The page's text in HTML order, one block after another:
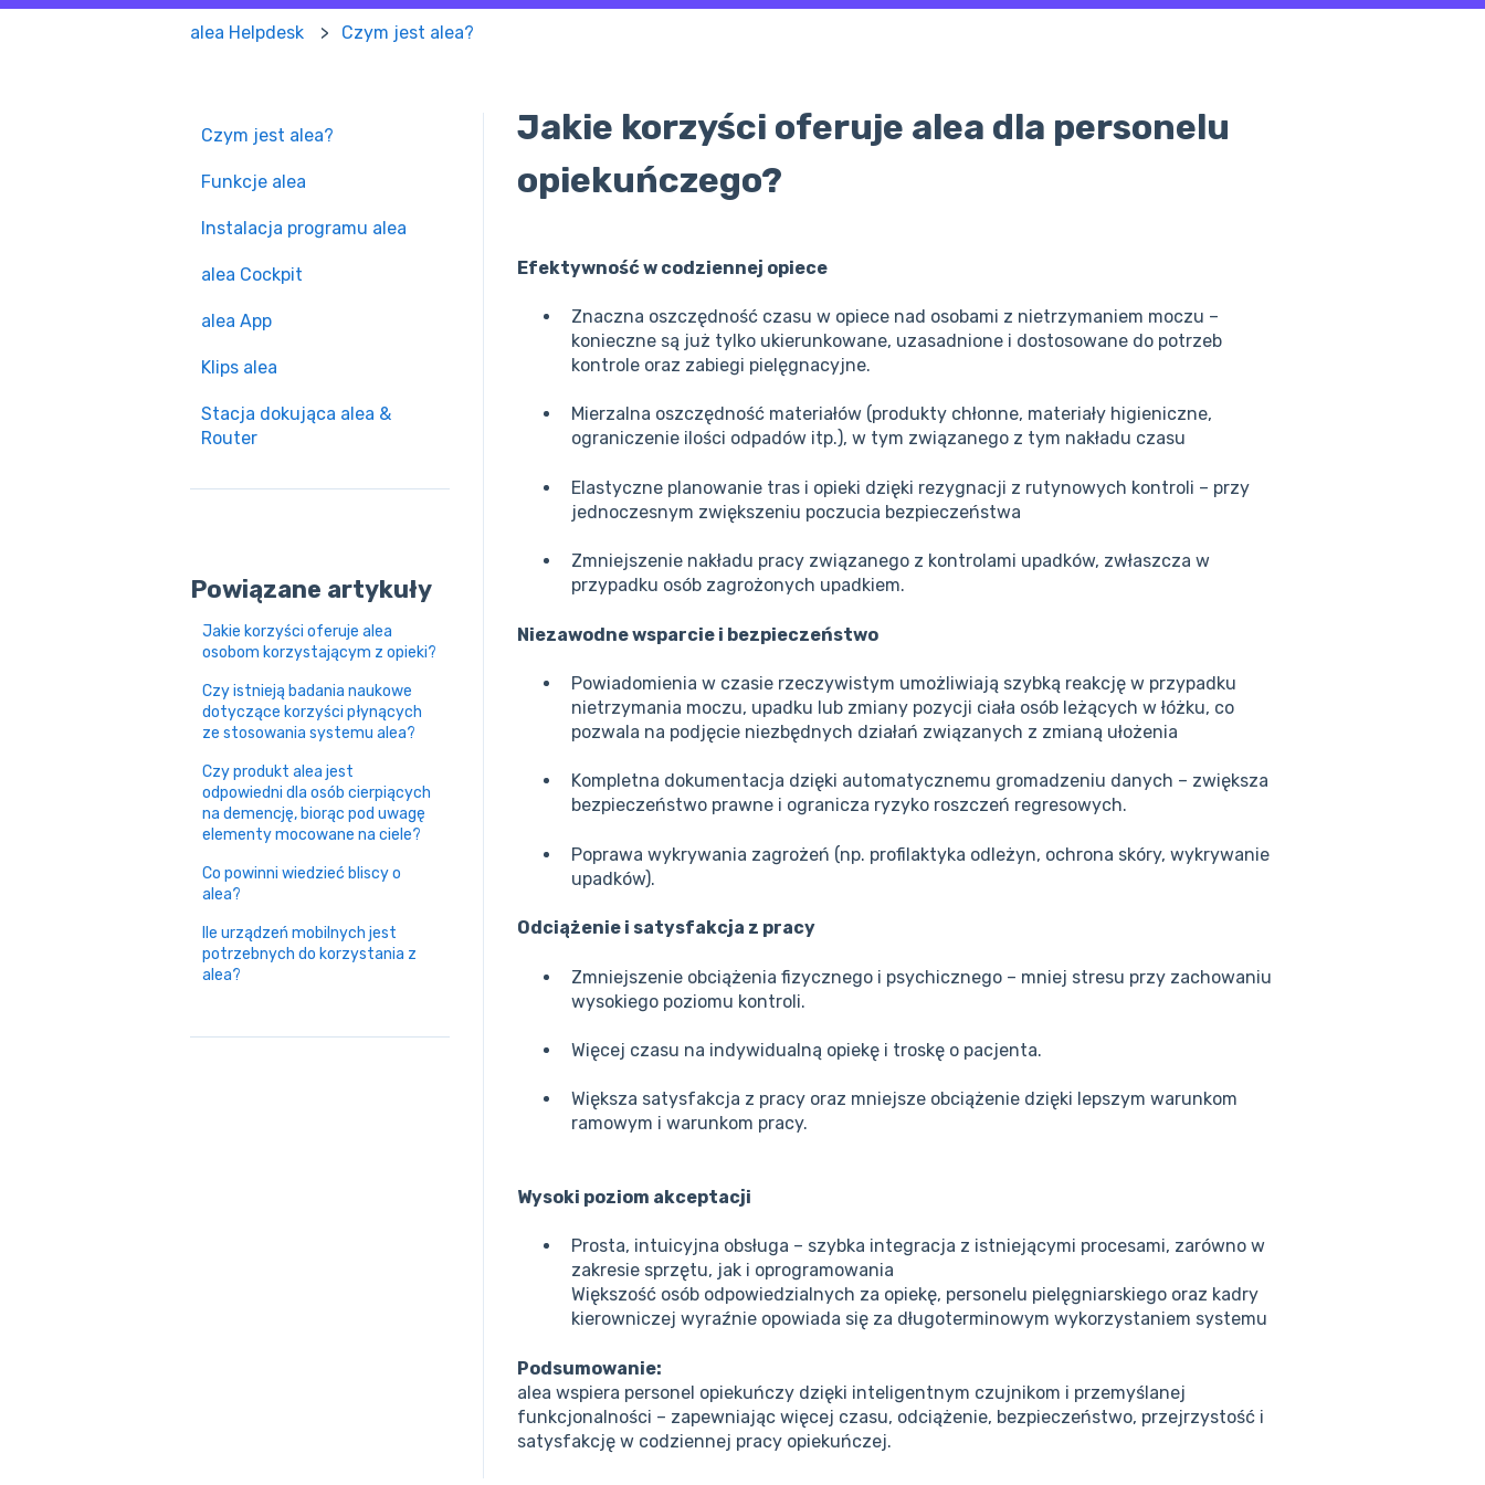
alea Helpdesk Czym jest alea?
Jakie korzyści oferuje alea dla personelu
opiekuńczego?
Efektywność w codziennej opiece
Znaczna oszczędność czasu w opiece nad osobami z nietrzymaniem moczu –
konieczne są już tylko ukierunkowane, uzasadnione i dostosowane do potrzeb
kontrole oraz zabiegi pielęgnacyjne.
Mierzalna oszczędność materiałów (produkty chłonne, materiały higieniczne,
ograniczenie ilości odpadów itp.), w tym związanego z tym nakładu czasu
Elastyczne planowanie tras i opieki dzięki rezygnacji z rutynowych kontroli – przy
jednoczesnym zwiększeniu poczucia bezpieczeństwa
Zmniejszenie nakładu pracy związanego z kontrolami upadków, zwłaszcza w
przypadku osób zagrożonych upadkiem.
Niezawodne wsparcie i bezpieczeństwo
Powiadomienia w czasie rzeczywistym umożliwiają szybką reakcję w przypadku
nietrzymania moczu, upadku lub zmiany pozycji ciała osób leżących w łóżku, co
pozwala na podjęcie niezbędnych działań związanych z zmianą ułożenia
Kompletna dokumentacja dzięki automatycznemu gromadzeniu danych – zwiększa
bezpieczeństwo prawne i ogranicza ryzyko roszczeń regresowych.
Poprawa wykrywania zagrożeń (np. profilaktyka odleżyn, ochrona skóry, wykrywanie
upadków).
Odciążenie i satysfakcja z pracy
Zmniejszenie obciążenia fizycznego i psychicznego – mniej stresu przy zachowaniu
wysokiego poziomu kontroli.
Więcej czasu na indywidualną opiekę i troskę o pacjenta.
Większa satysfakcja z pracy oraz mniejsze obciążenie dzięki lepszym warunkom
ramowym i warunkom pracy.
Wysoki poziom akceptacji
Prosta, intuicyjna obsługa – szybka integracja z istniejącymi procesami, zarówno w
zakresie sprzętu, jak i oprogramowania
Większość osób odpowiedzialnych za opiekę, personelu pielęgniarskiego oraz kadry
kierowniczej wyraźnie opowiada się za długoterminowym wykorzystaniem systemu
Podsumowanie:
alea wspiera personel opiekuńczy dzięki inteligentnym czujnikom i przemyślanej
funkcjonalności – zapewniając więcej czasu, odciążenie, bezpieczeństwo, przejrzystość i
satysfakcję w codziennej pracy opiekuńczej.
Czym jest alea?
Funkcje alea
Instalacja programu alea
alea Cockpit
alea App
Klips alea
Stacja dokująca alea &
Router
Powiązane artykuły
Jakie korzyści oferuje alea
osobom korzystającym z opieki?
Czy istnieją badania naukowe
dotyczące korzyści płynących
ze stosowania systemu alea?
Czy produkt alea jest
odpowiedni dla osób cierpiących
na demencję, biorąc pod uwagę
elementy mocowane na ciele?
Co powinni wiedzieć bliscy o
alea?
Ile urządzeń mobilnych jest
potrzebnych do korzystania z
alea?